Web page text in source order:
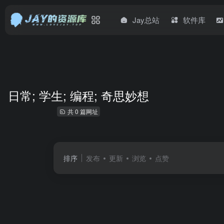
Jay总站 软件库
日常; 学生; 编程; 奇思妙想
共 0 篇网址
排序 发布 更新 浏览 点赞